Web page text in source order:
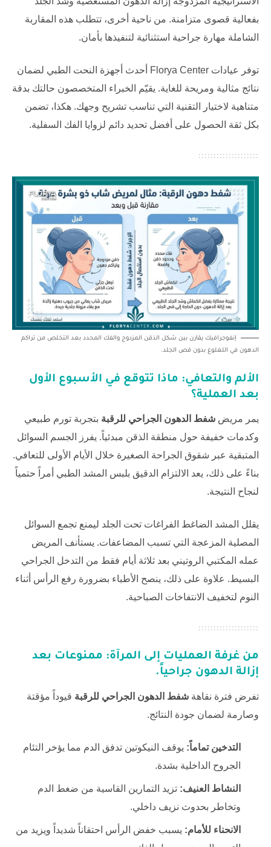
بفعالية قصوى متزامنة. من ناحية أخرى، تتطلب هذه المقاربة
الشاملة مهارة جراحية استثنائية لتنفيذها بأمان.
توفر عيادات Florya Center
أحدث أجهزة النحت الطبي لضمان
نتائج مثالية ومريحة للغاية. يقيّم الخبراء المتخصصون حالتك بدقة
متناهية لاختيار التقنية التي تناسب تشريح وجهك. هكذا، تضمن
بكل ثقة الحصول على أفضل تحديد دائم لزوايا الفك السفلية.
إنفوجرافيك يقارن بين شكل الذقن المزدوج والفك المحدد بعد التخلص من تراكم
الدهون في اللغلوغ بدون قص الجلد.
الألم والتعافي: ماذا تتوقع في الأسبوع الأول
بعد العملية؟
يمر مريض شفط الدهون الجراحي للرقبة بتجربة تورم طبيعي
وكدمات خفيفة حول منطقة الذقن مبدئياً. يفرز الجسم السوائل
المتبقية عبر شقوق الجراحة الصغيرة خلال الأيام الأولى للتعافي.
بناءً على ذلك، يعد الالتزام الدقيق بلبس المشد الطبي أمراً حتمياً
لنجاح النتيجة.
يقلل المشد الضاغط الفراغات تحت الجلد ليمنع تجمع السوائل
المصلية المزعجة التي تسبب المضاعفات. يستأنف المريض
عمله المكتبي الروتيني بعد ثلاثة أيام فقط من التدخل الجراحي
البسيط. علاوة على ذلك، ينصح الأطباء بضرورة رفع الرأس أثناء
النوم لتخفيف الانتفاخات الصباحية.
من غرفة العمليات إلى المرآة: ممنوعات بعد
إزالة الدهون جراحياً.
تفرض فترة نقاهة شفط الدهون الجراحي للرقبة قيوداً مؤقتة
وصارمة لضمان جودة النتائج.
التدخين تماماً: يوقف النيكوتين تدفق الدم مما يؤخر التئام
الجروح الداخلية بشدة.
النشاط العنيف: تزيد التمارين القاسية من ضغط الدم
وتخاطر بحدوث نزيف داخلي.
الانحناء للأمام: يسبب خفض الرأس احتقاناً شديداً ويزيد من